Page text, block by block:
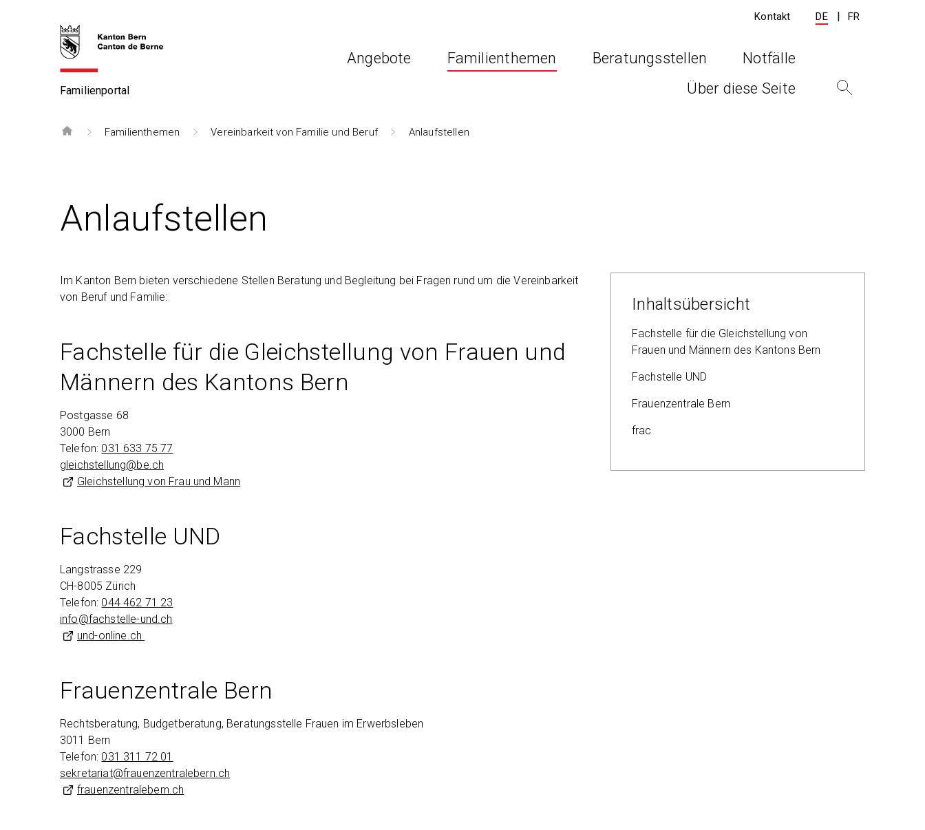
DE FR
Kontakt
Familienportal
Angebote Familienthemen Beratungsstellen
Notfälle
Über diese Seite
Familienthemen Vereinbarkeit von Familie und Beruf Anlaufstellen
Anlaufstellen
Im Kanton Bern bieten verschiedene Stellen Beratung und Begleitung bei Fragen rund um die Vereinbarkeit
von Beruf und Familie:
Fachstelle für die Gleichstellung von Frauen und
Männern des Kantons Bern
Postgasse 68
3000 Bern
Telefon: 031 633 75 77
gleichstellung@be.ch
Gleichstellung von Frau und Mann
Fachstelle UND
Langstrasse 229
CH-8005 Zürich
Telefon: 044 462 71 23
info@fachstelle-und.ch
und-online.ch
Frauenzentrale Bern
Rechtsberatung, Budgetberatung, Beratungsstelle Frauen im Erwerbsleben
3011 Bern
Telefon: 031 311 72 01
sekretariat@frauenzentralebern.ch
frauenzentralebern.ch
Inhaltsübersicht
Fachstelle für die Gleichstellung von
Frauen und Männern des Kantons Bern
Fachstelle UND
Frauenzentrale Bern
frac